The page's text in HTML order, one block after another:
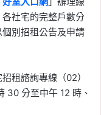
社宅的完整戶數分
別招租公告及申請
租諮詢專線（02）
30 分至中午 12 時、